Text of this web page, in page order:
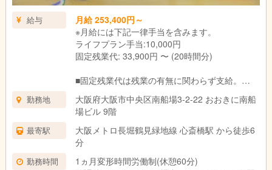
給与
月給 253,400円～
※月給には下記一律手当を含みます。
ライフプラン手当:10,000円
固定残業代: 33,900円 〜 (20時間分)
■固定残業代は残業の有無に関わらず支給。
上記の想定時間を超えた場合は、別途割増賃金
を支給いたします。
■試用期間3ヶ月あり。
期間中の待遇に変更はありません。
勤務地
大阪府大阪市中央区南船場3-2-22 おおきに南船
場ビル 9階
最寄駅
大阪メトロ長堀鶴見緑地線 心斎橋駅 から徒歩6
分
勤務時間
1ヵ月変形時間労働制(休憩60分)